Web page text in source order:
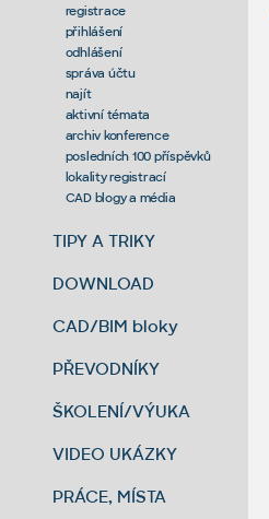
registrace
přihlášení
odhlášení
správa účtu
najít
aktivní témata
archiv konference
posledních 100 příspěvků
lokality registrací
CAD blogy a média
TIPY A TRIKY
DOWNLOAD
CAD/BIM bloky
PŘEVODNÍKY
ŠKOLENÍ/VÝUKA
VIDEO UKÁZKY
PRÁCE, MÍSTA